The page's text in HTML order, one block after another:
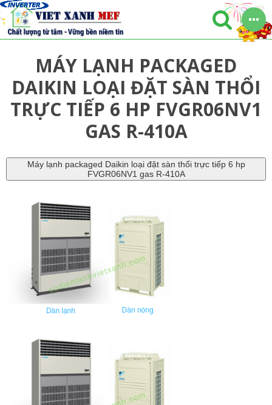
MÁY LẠNH PACKAGED
DAIKIN LOẠI ĐẶT SÀN THỔI
TRỰC TIẾP 6 HP FVGR06NV1
GAS R-410A
Máy lạnh packaged Daikin loại đặt sàn thổi trực tiếp 6 hp
FVGR06NV1 gas R-410A